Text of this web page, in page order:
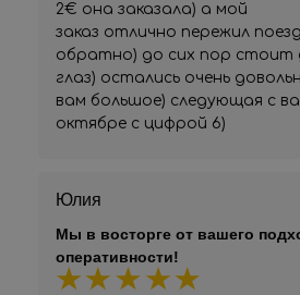
Юлия
Мы в восторге от вашего
оперативности!
2€ она заказала) а мой
заказ отлично пережил
обратно) до сих пор стоит
глаз) остались очень
вам большое) следующая с
октябре с цифрой 6)